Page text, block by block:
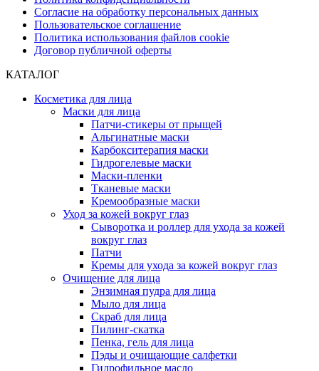
Согласие на обработку персональных данных
Пользовательское соглашение
Политика использования файлов cookie
Договор публичной оферты
КАТАЛОГ
Косметика для лица
Маски для лица
Патчи-стикеры от прыщей
Альгинатные маски
Карбокситерапия маски
Гидрогелевые маски
Маски-пленки
Тканевые маски
Кремообразные маски
Уход за кожей вокруг глаз
Сыворотка и роллер для ухода за кожей
вокруг глаз
Патчи
Кремы для ухода за кожей вокруг глаз
Очищение для лица
Энзимная пудра для лица
Мыло для лица
Скраб для лица
Пилинг-скатка
Пенка, гель для лица
Пэды и очищающие салфетки
Гидрофильное масло